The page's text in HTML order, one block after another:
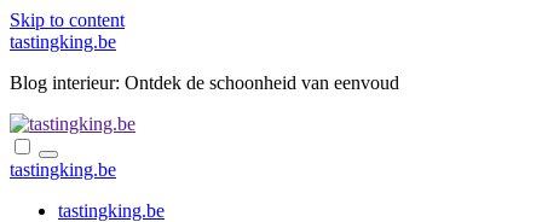
Skip to content
tastingking.be
Blog interieur: Ontdek de schoonheid van eenvoud
tastingking.be
tastingking.be